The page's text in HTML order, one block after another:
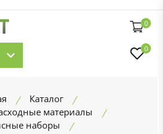
0
0
Каталог
материалы
наборы